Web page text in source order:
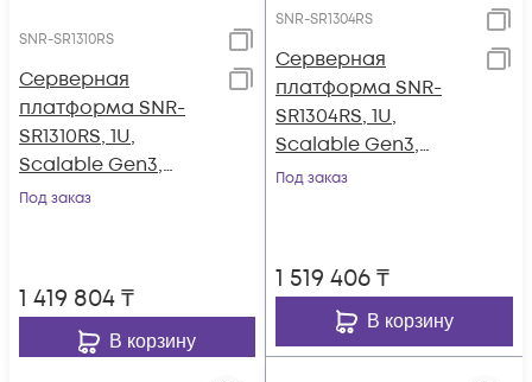
SNR-SR1310RS
Серверная
платформа SNR-
SR1310RS, 1U,
Scalable Gen3,
DDR4, 10xHDD,
Под заказ
1 419 804₸
В корзину
SNR-SR1304RS
Серверная
платформа SNR-
SR1304RS, 1U,
Scalable Gen3,
DDR4, 4xHDD,
Под заказ
1 519 406₸
В корзину